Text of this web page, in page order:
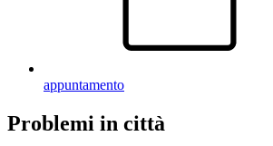
appuntamento
Problemi in città